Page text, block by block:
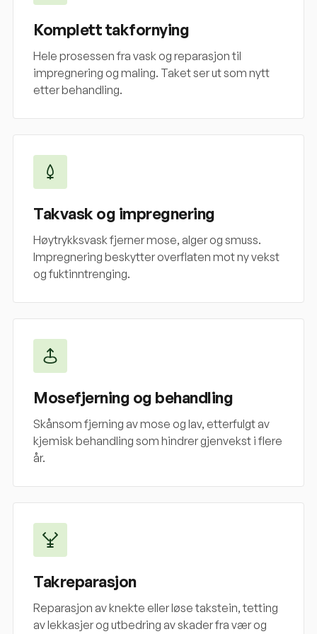
Komplett takfornying
Hele prosessen fra vask og reparasjon til
impregnering og maling. Taket ser ut som nytt
etter behandling.
Takvask og impregnering
Høytrykksvask fjerner mose, alger og smuss.
Impregnering beskytter overflaten mot ny vekst
og fuktinntrenging.
Mosefjerning og behandling
Skånsom fjerning av mose og lav, etterfulgt av
kjemisk behandling som hindrer gjenvekst i flere
år.
Takreparasjon
Reparasjon av knekte eller løse takstein, tetting
av lekkasjer og utbedring av skader fra vær og